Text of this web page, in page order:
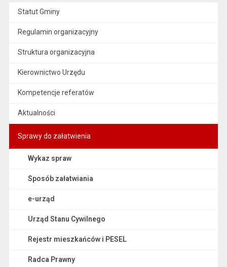
Statut Gminy
Regulamin organizacyjny
Struktura organizacyjna
Kierownictwo Urzędu
Kompetencje referatów
Aktualności
Sprawy do załatwienia
Wykaz spraw
Sposób załatwiania
e-urząd
Urząd Stanu Cywilnego
Rejestr mieszkańców i PESEL
Radca Prawny